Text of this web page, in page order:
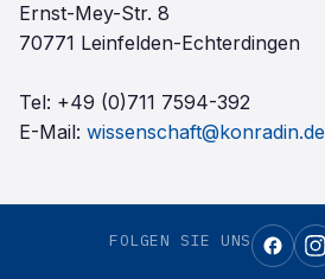
Ernst-Mey-Str. 8
70771 Leinfelden-Echterdingen
Tel: +49 (0)711 7594-392
E-Mail: wissenschaft@konradin.de
FOLGEN SIE UNS